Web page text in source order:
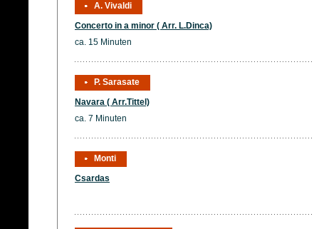
A. Vivaldi
Concerto in a minor ( Arr. L.Dinca)
ca. 15 Minuten
P. Sarasate
Navara ( Arr.Tittel)
ca. 7 Minuten
Monti
Csardas